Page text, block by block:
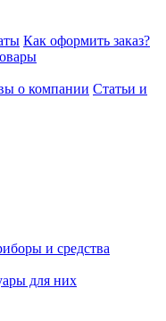
Как оформить заказ?
о компании Статьи и
и средства
для них